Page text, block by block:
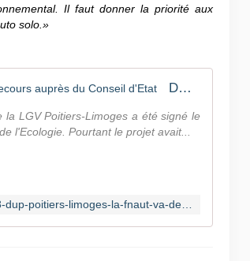
Il faut donner la priorité aux
solo.»
DUP Poitiers-Limoges : la FNAUT va déposer un recours auprès du Conseil d'Etat
LGV Poitiers-Limoges a été signé le
l'Ecologie. Pourtant le projet avait...